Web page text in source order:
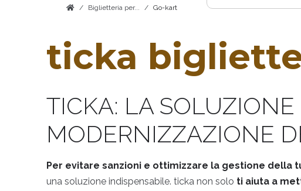
Biglietteria per... Go-kart
ticka
TICKA: LA
MODERNIZZAZIONE
Per evitare sanzioni e ottimizzare la gestione della
una soluzione indispensabile. ticka non solo ti aiuta a